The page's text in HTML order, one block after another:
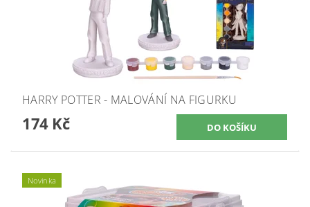
HARRY POTTER - MALOVÁNÍ NA FIGURKU
174 Kč
Novinka